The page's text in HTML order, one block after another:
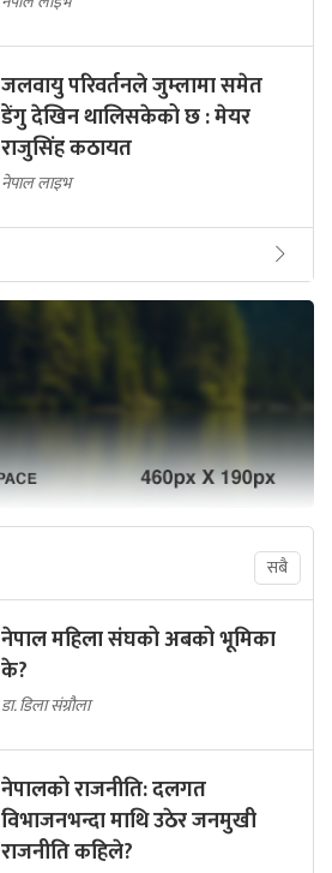
जलवायु परिवर्तनले जुम्लामा समेत
डेंगु देखिन थालिसकेको छ : मेयर
राजुसिंह कठायत
नेपाल लाइभ
सबै
नेपाल महिला संघको अबको भूमिका
के?
डा. डिला संग्रौला
नेपालको राजनीति: दलगत
विभाजनभन्दा माथि उठेर जनमुखी
राजनीति कहिले?